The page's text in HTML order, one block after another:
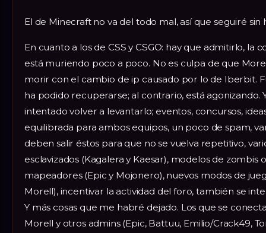
El de Minecraft no va del todo mal, así que seguiré
En cuanto a los de CSS y CSGO: hay que admitirlo, la
está muriendo poco a poco. No es culpa de que
morir con el cambio de ip causado por lo de Iberbit.
ha podido recuperarse; al contrario, está agonizando.
intentado volver a levantarlo; eventos, concursos,
equilibrada para ambos equipos, un poco de spam,
deben salir éstos para que no se vuelva repetitivo,
esclavizados (Kagalera y Kaesar), modelos de zombis
mapeadores (Epic y Mojonero), nuevos modos de
Morell), incentivar la actividad del foro, también se
Y más cosas que me habré dejado. Los que se
Morell y otros admins (Epic, Battuu, Emilio/Crack49,